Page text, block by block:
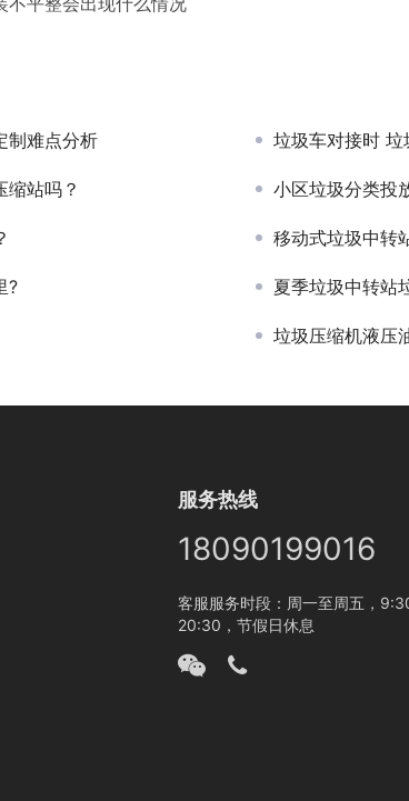
制难点分析 垃圾车对接时
缩站吗？ 小区垃圾分类投
移动式垃圾中转
? 夏季垃圾中转站
垃圾压缩机液压
服务热线
18090199016
客服服务时段：周一至周五，
20:30，节假日休息